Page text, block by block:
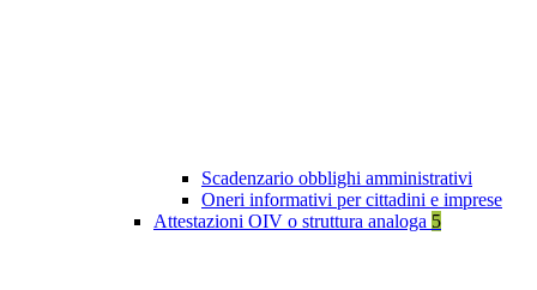
Scadenzario obblighi amministrativi
Oneri informativi per cittadini e imprese
Attestazioni OIV o struttura analoga 5